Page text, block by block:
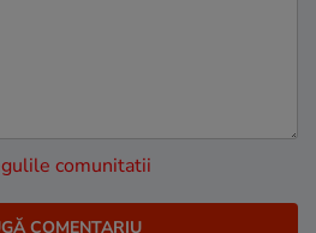
comunitatii